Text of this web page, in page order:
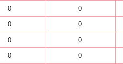
0 0
0 0
0 0
0 0